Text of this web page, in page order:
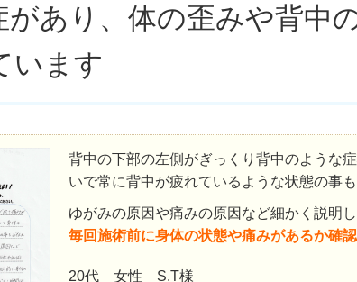
があり、体の歪みや背中
います
背中の下部の左側がぎっくり背中のような
いで常に背中が疲れているような状態の事
ゆがみの原因や痛みの原因など細かく説明
毎回施術前に身体の状態や痛みがあるか確
20代 女性 S.T様